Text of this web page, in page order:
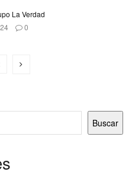
La Verdad
0
Buscar